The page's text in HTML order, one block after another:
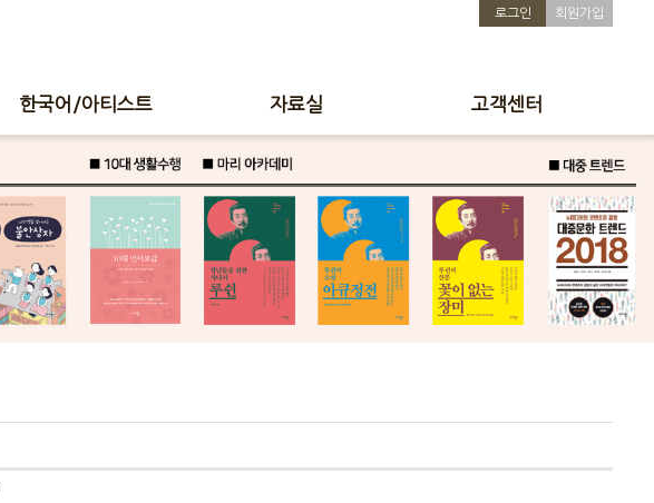
로그인 회원가입
한국어/아티스트 자료실 고객센터